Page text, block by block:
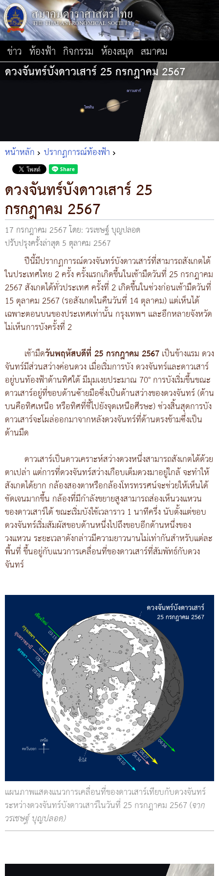
ข่าว ท้องฟ้า กิจกรรม ห้องสมุด สมาคม
ดวงจันทร์บังดาวเสาร์ 25 กรกฎาคม 2567
หน้าหลัก ปรากฏการณ์ท้องฟ้า
ดวงจันทร์บังดาวเสาร์ 25
กรกฎาคม 2567
17 กรกฎาคม 2567โดย: วรเชษฐ์ บุญปลอด
ปรับปรุงครั้งล่าสุด 5 ตุลาคม 2567
ปีนี้มีปรากฏการณ์ดวงจันทร์บังดาวเสาร์ที่สามารถสังเกตได้
ในประเทศไทย 2 ครั้ง ครั้งแรกเกิดขึ้นในเช้ามืดวันที่ 25 กรกฎาคม
2567 สังเกตได้ทั่วประเทศ ครั้งที่ 2 เกิดขึ้นในช่วงก่อนเช้ามืดวันที่
15 ตุลาคม 2567 (รอสังเกตในคืนวันที่ 14 ตุลาคม) แต่เห็นได้
เฉพาะตอนบนของประเทศเท่านั้น กรุงเทพฯ และอีกหลายจังหวัด
ไม่เห็นการบังครั้งที่ 2
เช้ามืดวันพฤหัสบดีที่ 25 กรกฎาคม 2567เป็นข้างแรม ดวง
จันทร์มีส่วนสว่างค่อนดวง เมื่อเริ่มการบัง ดวงจันทร์และดาวเสาร์
อยู่บนท้องฟ้าด้านทิศใต้ มีมุมเงยประมาณ 70° การบังเริ่มขึ้นขณะ
ดาวเสาร์อยู่ที่ขอบด้านซ้ายมือซึ่งเป็นด้านสว่างของดวงจันทร์ (ด้าน
บนคือทิศเหนือ หรือทิศที่ชี้ไปยังจุดเหนือศีรษะ) ช่วงสิ้นสุดการบัง
ดาวเสาร์จะโผล่ออกมาจากหลังดวงจันทร์ที่ด้านตรงข้ามซึ่งเป็น
ด้านมืด
ดาวเสาร์เป็นดาวเคราะห์สว่างดวงหนึ่งสามารถสังเกตได้ด้วย
ตาเปล่า แต่การที่ดวงจันทร์สว่างเกือบเต็มดวงมาอยู่ใกล้ จะทำให้
สังเกตได้ยาก กล้องสองตาหรือกล้องโทรทรรศน์จะช่วยให้เห็นได้
ชัดเจนมากขึ้น กล้องที่มีกำลังขยายสูงสามารถส่องเห็นวงแหวน
ของดาวเสาร์ได้ ขณะเริ่มบังใช้เวลาราว 1 นาทีครึ่ง นับตั้งแต่ขอบ
ดวงจันทร์เริ่มสัมผัสขอบด้านหนึ่งไปถึงขอบอีกด้านหนึ่งของ
วงแหวน ระยะเวลาดังกล่าวมีความยาวนานไม่เท่ากันสำหรับแต่ละ
พื้นที่ ขึ้นอยู่กับแนวการเคลื่อนที่ของดาวเสาร์ที่สัมพัทธ์กับดวง
จันทร์
แผนภาพแสดงแนวการเคลื่อนที่ของดาวเสาร์เทียบกับดวงจันทร์
ระหว่างดวงจันทร์บังดาวเสาร์ในวันที่ 25 กรกฎาคม 2567 (จาก
วรเชษฐ์ บุญปลอด)